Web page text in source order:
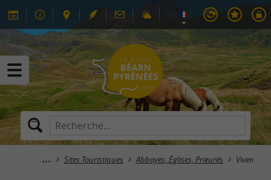
Sites Touristiques Abbayes, Églises, Prieurés Viven